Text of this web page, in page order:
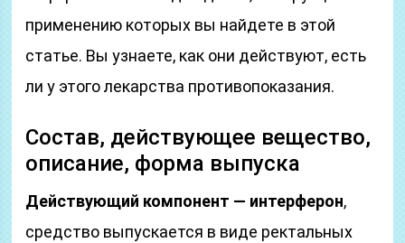
применению которых вы найдете в этой
статье. Вы узнаете, как они действуют, есть
ли у этого лекарства противопоказания.
Состав, действующее вещество,
описание, форма выпуска
Действующий компонент — интерферон,
средство выпускается в виде ректальных